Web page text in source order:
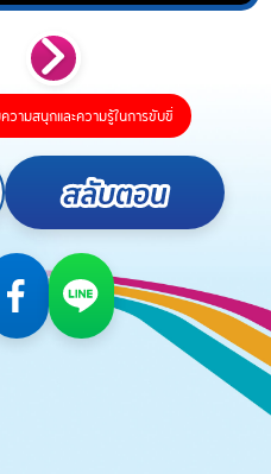
วามสนุกและความรู้ในการขับขี่